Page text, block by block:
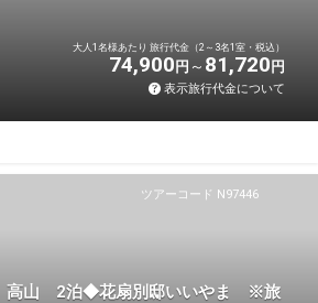
大人1名様あたり 旅行代金（2～3名1室・税込）
74,900 円 81,720 円
表示旅行代金について
ツアーコード N97446
高山 2泊◆花扇別邸いいやま ※旅